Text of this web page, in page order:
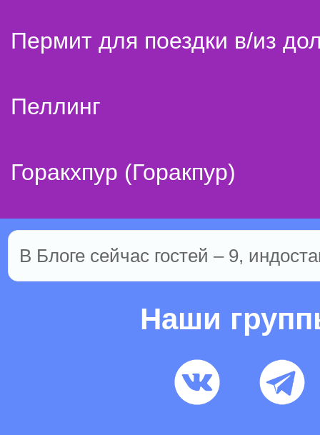
Пермит для поездки в/из
Пеллинг
Горакхпур (Горакпур)
В Блоге сейчас гостей – 9,
Наши